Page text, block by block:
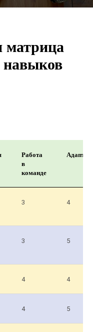
матрица
навыков
Работа
в
команде
3 4
3 5
4 4
4 5